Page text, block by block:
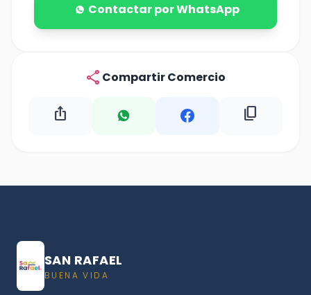
Contactar por WhatsApp
share Compartir Comercio
ios_share content_copy
SAN RAFAEL
BUENA VIDA